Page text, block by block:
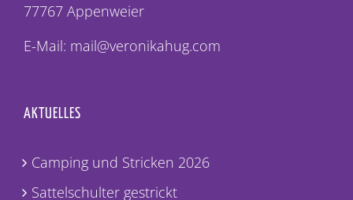
77767 Appenweier
E-Mail: mail@veronikahug.com
AKTUELLES
Camping und Stricken 2026
Sattelschulter gestrickt